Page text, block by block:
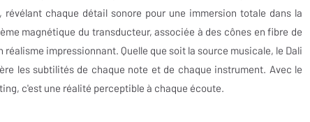
chaque détail sonore pour une immersion totale dans la
magnétique du transducteur, associée à des cônes en fibre de
impressionnant. Quelle que soit la source musicale, le Dali
les subtilités de chaque note et de chaque instrument. Avec le
c'est une réalité perceptible à chaque écoute.